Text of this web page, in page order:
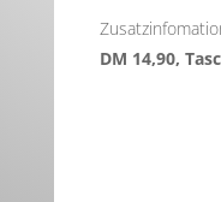
DM 14,90,